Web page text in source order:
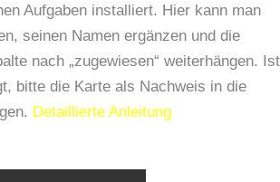
Aufgaben installiert. Hier kann man
seinen Namen ergänzen und die
nach „zugewiesen“ weiterhängen. Ist
bitte die Karte als Nachweis in die
Detaillierte Anleitung